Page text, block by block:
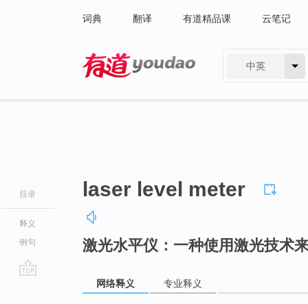
词典 翻译 有道精品课 云笔记
中英
目录
释义
例句
laser level meter
激光水平仪：一种使用激光技术
网络释义 专业释义